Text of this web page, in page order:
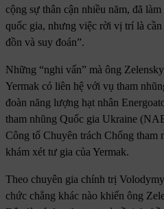
cộng sự thân cận nhiều năm, đã
quốc gia, nhưng việc rời vị trí là cần
đồn và suy đoán”.
Những “nghi vấn” mà ông
Yermak có liên hệ với vụ tham
đoàn năng lượng hạt nhân
tham nhũng Quốc gia Ukraine
Công tố Chuyên trách Chống tham
khám xét tư gia của Yermak.
Theo chuyên gia chính trị
chức chẳng khác nào khiến ông